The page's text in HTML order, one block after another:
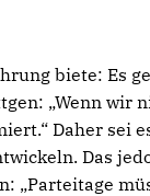
biete: Es
„Wenn wir
Daher sei
Das
„Parteitage